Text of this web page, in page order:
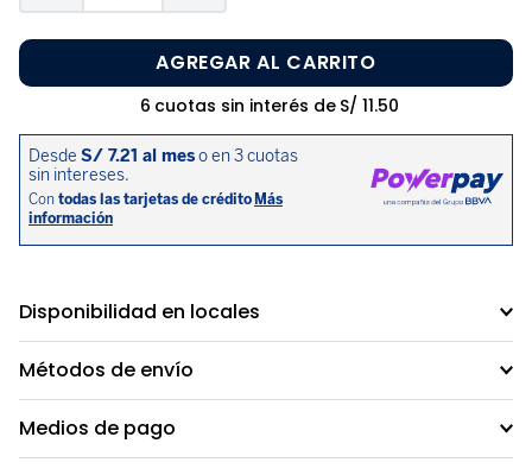
AGREGAR AL CARRITO
6 cuotas sin interés de S/ 11.50
Disponibilidad en locales
Métodos de envío
Medios de pago